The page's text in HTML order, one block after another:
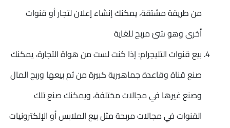
من طريقة مشتقة، يمكنك إنشاء إعلان لتجار أو قنوات
أخرى وهو شئ مربح للغاية
بيع قنوات التليجرام: إذا كنت لست من هواة التجارة، يمكنك
صنع قناة وقاعدة جماهيرية كبيرة من ثم بيعها وربح المال
وصنع غيرها في مجالات مختلفة، ويمكنك صنع تلك
القنوات في مجالات مربحة مثل بيع الملابس أو الإلكترونيات